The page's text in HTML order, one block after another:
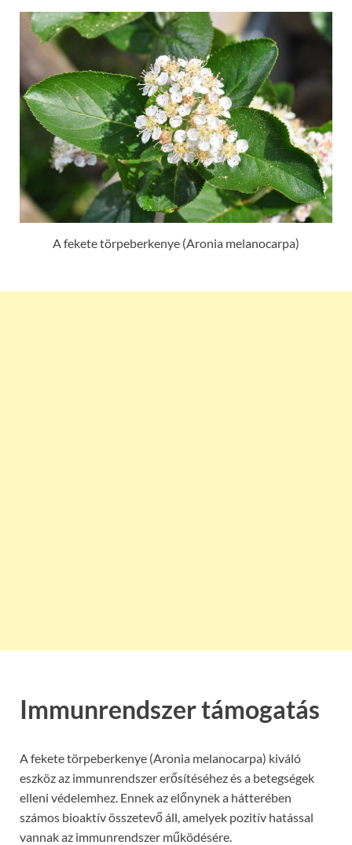
A fekete törpeberkenye (Aronia melanocarpa)
Immunrendszer támogatás
A fekete törpeberkenye (Aronia melanocarpa) kiváló
eszköz az immunrendszer erősítéséhez és a betegségek
elleni védelemhez. Ennek az előnynek a hátterében
számos bioaktív összetevő áll, amelyek pozitív hatással
vannak az immunrendszer működésére.